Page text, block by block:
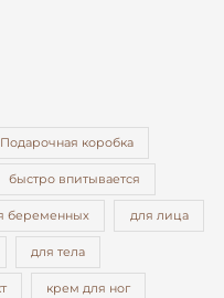
Подарочная коробка
быстро впитывается
беременных для лица
для тела
крем для ног